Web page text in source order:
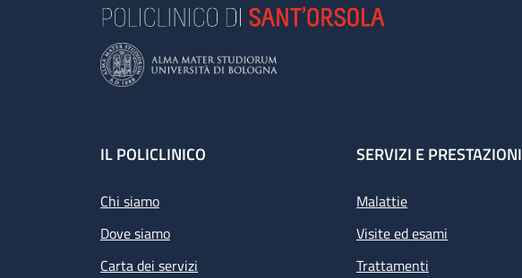
Footer
IL POLICLINICO
Chi siamo
Dove siamo
Carta dei servizi
SERVIZI E PRESTAZIONI
Malattie
Visite ed esami
Trattamenti